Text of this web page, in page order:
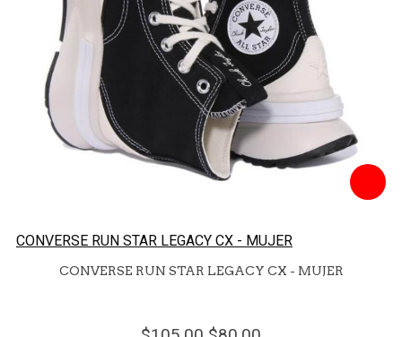
CONVERSE RUN STAR LEGACY CX - MUJER
CONVERSE RUN STAR LEGACY CX - MUJER